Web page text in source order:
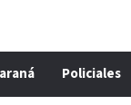
Policiales